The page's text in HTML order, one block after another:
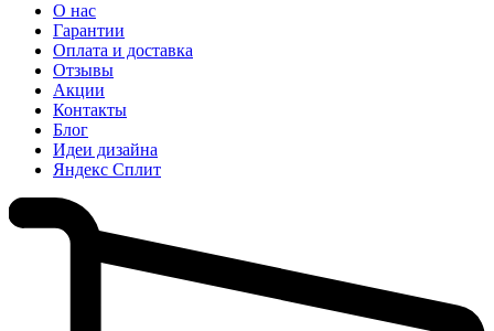
О нас
Гарантии
Оплата и доставка
Отзывы
Акции
Контакты
Блог
Идеи дизайна
Яндекс Сплит